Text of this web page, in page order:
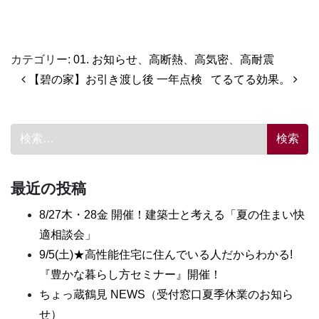
カテゴリー: 01. お知らせ 高断熱 高気密 高耐震
投稿ナビゲーション
【碧の家】お引き渡し後 一年点検 てるてる効果。
検索:
最近の投稿
8/27木・28金 開催！建築士と考える「夏の住まい快
適相談会」
9/5(土)★高性能住宅に住んでいる人だからわかる!
『豊かな暮らし方セミナー』開催！
ちょっ蔵鶴見 NEWS（受付窓口夏季休業のお知ら
せ）